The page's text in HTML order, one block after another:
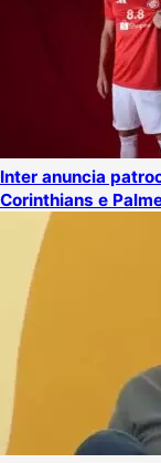
Inter anuncia
Corinthians e